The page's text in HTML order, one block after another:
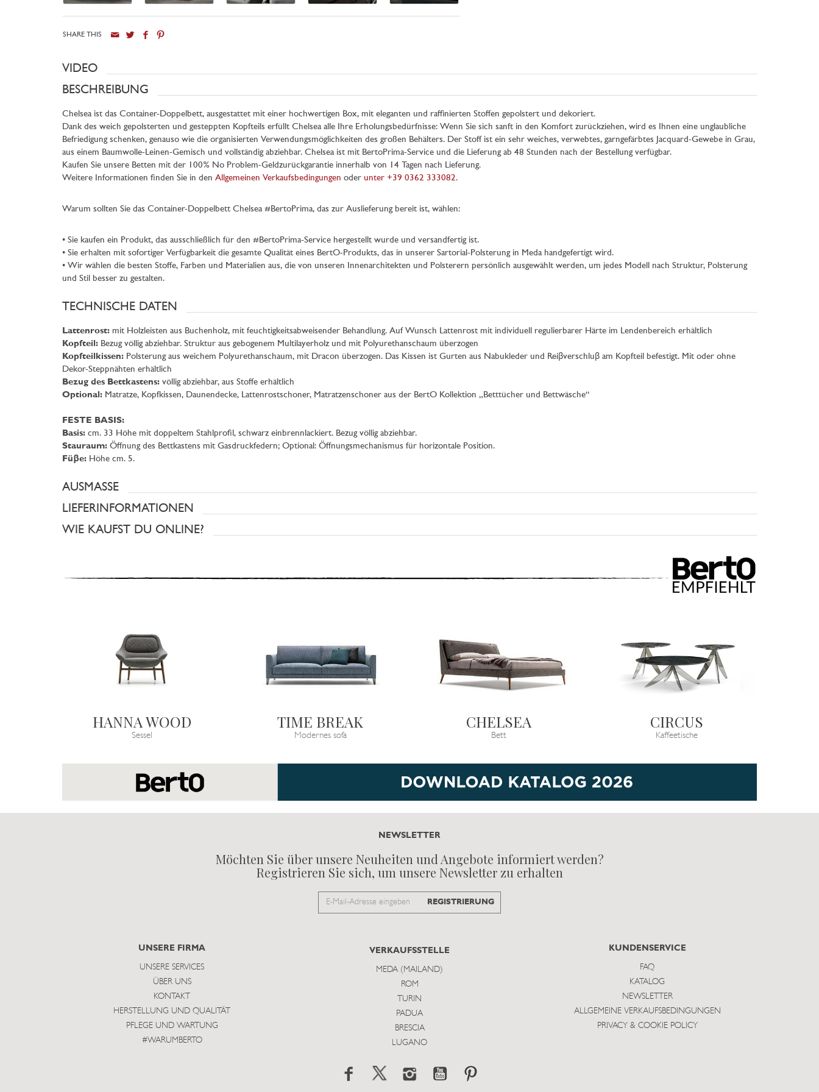
SHARE THIS
VIDEO
BESCHREIBUNG
Chelsea ist das Container-Doppelbett, ausgestattet mit einer hochwertigen Box, mit eleganten und raffinierten Stoffen gepolstert und dekoriert.
Dank des weich gepolsterten und gesteppten Kopfteils erfüllt Chelsea alle Ihre Erholungsbedürfnisse: Wenn Sie sich sanft in den Komfort zurückziehen, wird es Ihnen eine unglaubliche
Befriedigung schenken, genauso wie die organisierten Verwendungsmöglichkeiten des großen Behälters. Der Stoff ist ein sehr weiches, verwebtes, garngefärbtes Jacquard-Gewebe in Grau,
aus einem Baumwolle-Leinen-Gemisch und vollständig abziehbar. Chelsea ist mit BertoPrima-Service und die Lieferung ab 48 Stunden nach der Bestellung verfügbar.
Kaufen Sie unsere Betten mit der 100% No Problem-Geldzurückgarantie innerhalb von 14 Tagen nach Lieferung.
Weitere Informationen finden Sie in den Allgemeinen Verkaufsbedingungen oder unter +39 0362 333082.
Warum sollten Sie das Container-Doppelbett Chelsea #BertoPrima, das zur Auslieferung bereit ist, wählen:
• Sie kaufen ein Produkt, das ausschließlich für den #BertoPrima-Service hergestellt wurde und versandfertig ist.
• Sie erhalten mit sofortiger Verfügbarkeit die gesamte Qualität eines BertO-Produkts, das in unserer Sartorial-Polsterung in Meda handgefertigt wird.
• Wir wählen die besten Stoffe, Farben und Materialien aus, die von unseren Innenarchitekten und Polsterern persönlich ausgewählt werden, um jedes Modell nach Struktur, Polsterung
und Stil besser zu gestalten.
TECHNISCHE DATEN
Lattenrost: mit Holzleisten aus Buchenholz, mit feuchtigkeitsabweisender Behandlung. Auf Wunsch Lattenrost mit individuell regulierbarer Härte im Lendenbereich erhältlich
Kopfteil: Bezug völlig abziehbar. Struktur aus gebogenem Multilayerholz und mit Polyurethanschaum überzogen
Kopfteilkissen: Polsterung aus weichem Polyurethanschaum, mit Dracon überzogen. Das Kissen ist Gurten aus Nabukleder und Reiβverschluβ am Kopfteil befestigt. Mit oder ohne
Dekor-Steppnähten erhältlich
Bezug des Bettkastens: völlig abziehbar, aus Stoffe erhältlich
Optional: Matratze, Kopfkissen, Daunendecke, Lattenrostschoner, Matratzenschoner aus der BertO Kollektion „Betttücher und Bettwäsche“
FESTE BASIS:
Basis: cm. 33 Höhe mit doppeltem Stahlprofil, schwarz einbrennlackiert. Bezug völlig abziehbar.
Stauraum: Öffnung des Bettkastens mit Gasdruckfedern; Optional: Öffnungsmechanismus für horizontale Position.
Füβe: Höhe cm. 5.
AUSMASSE
LIEFERINFORMATIONEN
WIE KAUFST DU ONLINE?
HANNA WOOD
Sessel
TIME BREAK
Modernes sofa
CHELSEA
Bett
CIRCUS
Kaffeetische
NEWSLETTER
Möchten Sie über unsere Neuheiten und Angebote informiert werden?
Registrieren Sie sich, um unsere Newsletter zu erhalten
Email
REGISTRIERUNG
UNSERE FIRMA
UNSERE SERVICES
ÜBER UNS
KONTAKT
HERSTELLUNG UND QUALITÄT
PFLEGE UND WARTUNG
#WARUMBERTO
VERKAUFSSTELLE
MEDA (MAILAND)
ROM
TURIN
PADUA
BRESCIA
LUGANO
KUNDENSERVICE
FAQ
KATALOG
NEWSLETTER
ALLGEMEINE VERKAUFSBEDINGUNGEN
PRIVACY & COOKIE POLICY